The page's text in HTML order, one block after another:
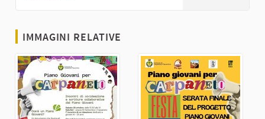
IMMAGINI RELATIVE